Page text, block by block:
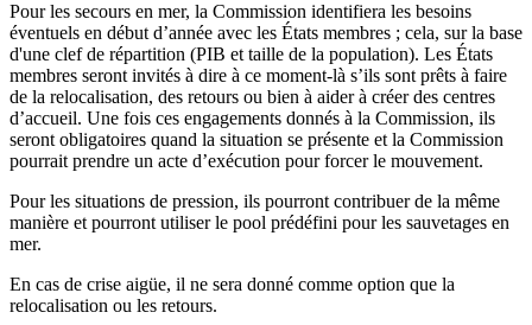
Pour les secours en mer, la Commission identifiera les besoins
éventuels en début d’année avec les États membres ; cela, sur la base
d'une clef de répartition (PIB et taille de la population). Les États
membres seront invités à dire à ce moment-là s’ils sont prêts à faire
de la relocalisation, des retours ou bien à aider à créer des centres
d’accueil. Une fois ces engagements donnés à la Commission, ils
seront obligatoires quand la situation se présente et la Commission
pourrait prendre un acte d’exécution pour forcer le mouvement.
Pour les situations de pression, ils pourront contribuer de la même
manière et pourront utiliser le pool prédéfini pour les sauvetages en
mer.
En cas de crise aigüe, il ne sera donné comme option que la
relocalisation ou les retours.